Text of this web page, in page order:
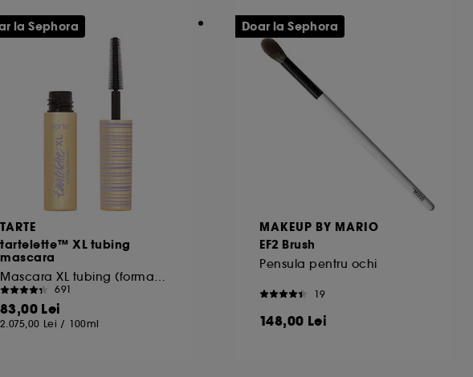
TARTE
tartelette™ XL tubing
mascara
691
83,00 Lei
2.075,00 Lei / 100ml
la Sephora
MAKEUP BY MARIO
EF2 Brush
Pensula pentru ochi
19
148,00 Lei
Doar la Sephora
despre drepturile dummeavoastra so optiunile de
sa iti personalizezi alegerile privind plasarea acestor
"Accepta toate" sau "Respinge toate". Poti alege sa iti
click
aici.